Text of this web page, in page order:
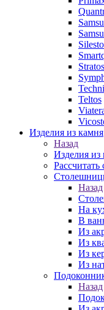
Stratos
Teltos
Изделия из камня
Назад
Изделия из
Рассчитать
Назад
На
В
Из
Из
Из
Из
Назад